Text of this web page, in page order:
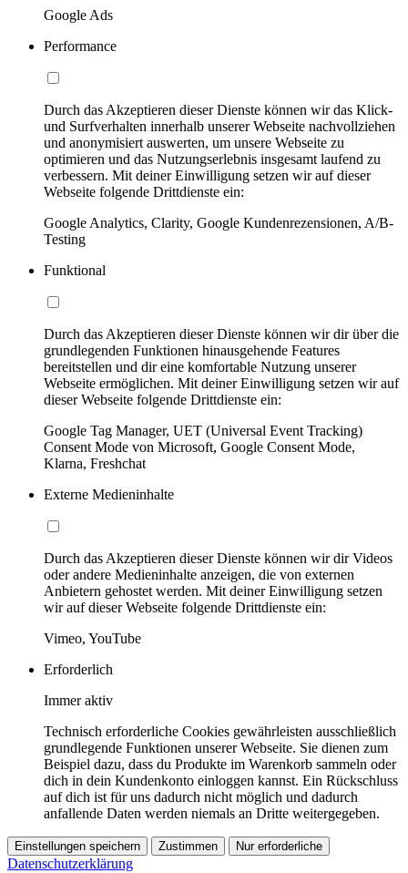
Google Ads
Performance
Durch das Akzeptieren dieser Dienste können wir das Klick-
und Surfverhalten innerhalb unserer Webseite nachvollziehen
und anonymisiert auswerten, um unsere Webseite zu
optimieren und das Nutzungserlebnis insgesamt laufend zu
verbessern. Mit deiner Einwilligung setzen wir auf dieser
Webseite folgende Drittdienste ein:
Google Analytics, Clarity, Google Kundenrezensionen, A/B-
Testing
Funktional
Durch das Akzeptieren dieser Dienste können wir dir über die
grundlegenden Funktionen hinausgehende Features
bereitstellen und dir eine komfortable Nutzung unserer
Webseite ermöglichen. Mit deiner Einwilligung setzen wir auf
dieser Webseite folgende Drittdienste ein:
Google Tag Manager, UET (Universal Event Tracking)
Consent Mode von Microsoft, Google Consent Mode,
Klarna, Freshchat
Externe Medieninhalte
Durch das Akzeptieren dieser Dienste können wir dir Videos
oder andere Medieninhalte anzeigen, die von externen
Anbietern gehostet werden. Mit deiner Einwilligung setzen
wir auf dieser Webseite folgende Drittdienste ein:
Vimeo, YouTube
Erforderlich
Immer aktiv
Technisch erforderliche Cookies gewährleisten ausschließlich
grundlegende Funktionen unserer Webseite. Sie dienen zum
Beispiel dazu, dass du Produkte im Warenkorb sammeln oder
dich in dein Kundenkonto einloggen kannst. Ein Rückschluss
auf dich ist für uns dadurch nicht möglich und dadurch
anfallende Daten werden niemals an Dritte weitergegeben.
Einstellungen speichern Zustimmen Nur erforderliche
Datenschutzerklärung